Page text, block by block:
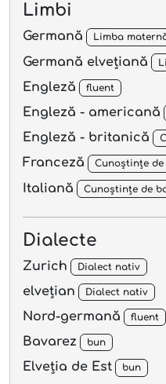
Limbi
Germană Limba
Germană elvețiană
Engleză fluent
Engleză - americană
Engleză - britanică
Franceză Cunoștințe de
Italiană Cunoștințe de
Dialecte
Zurich Dialect nativ
elvețian Dialect nativ
Nord-germană fluent
Bavarez bun
Elveția de Est bun